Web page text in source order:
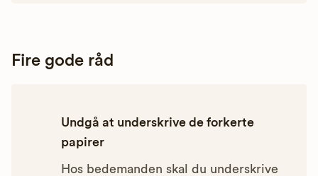
Fire gode råd
Undgå at underskrive de forkerte
papirer
Hos bedemanden skal du underskrive